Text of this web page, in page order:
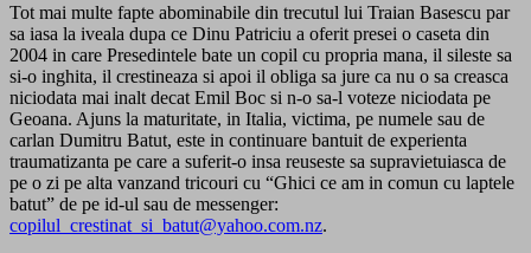
Tot mai multe fapte abominabile din trecutul lui Traian Basescu par
sa iasa la iveala dupa ce Dinu Patriciu a oferit presei o caseta din
2004 in care Presedintele bate un copil cu propria mana, il sileste sa
si-o inghita, il crestineaza si apoi il obliga sa jure ca nu o sa creasca
niciodata mai inalt decat Emil Boc si n-o sa-l voteze niciodata pe
Geoana. Ajuns la maturitate, in Italia, victima, pe numele sau de
carlan Dumitru Batut, este in continuare bantuit de experienta
traumatizanta pe care a suferit-o insa reuseste sa supravietuiasca de
pe o zi pe alta vanzand tricouri cu “Ghici ce am in comun cu laptele
batut” de pe id-ul sau de messenger:
copilul_crestinat_si_batut@yahoo.com.nz.